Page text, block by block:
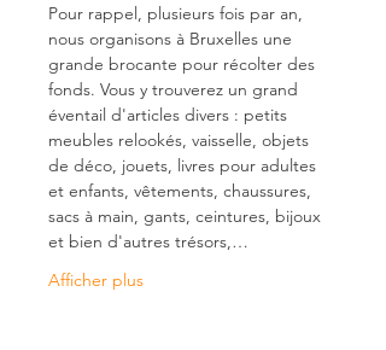
Pour rappel, plusieurs fois par an,
nous organisons à Bruxelles une
grande brocante pour récolter des
fonds. Vous y trouverez un grand
éventail d'articles divers : petits
meubles relookés, vaisselle, objets
de déco, jouets, livres pour adultes
et enfants, vêtements, chaussures,
sacs à main, gants, ceintures, bijoux
et bien d'autres trésors,…
Afficher plus